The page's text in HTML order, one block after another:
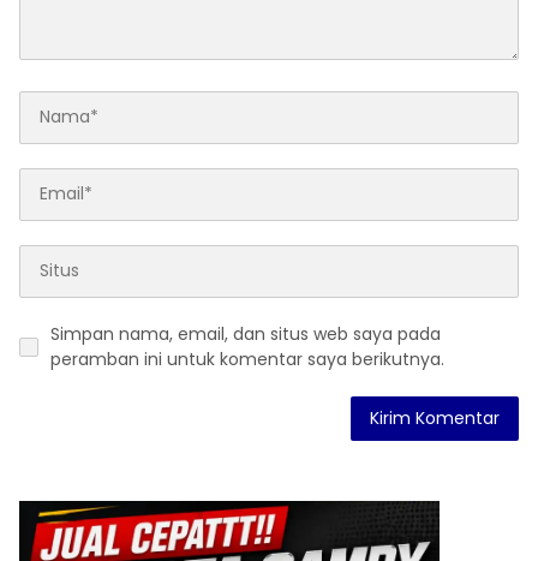
Simpan nama, email, dan situs web saya pada
peramban ini untuk komentar saya berikutnya.